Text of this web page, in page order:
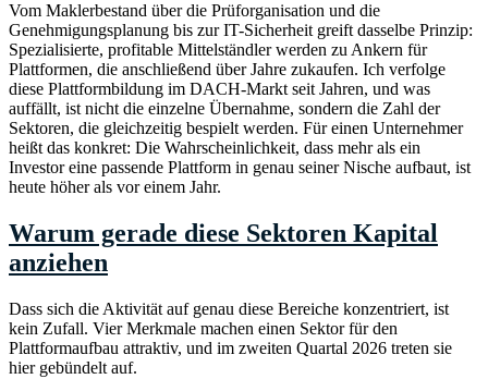
Vom Maklerbestand über die Prüforganisation und die
Genehmigungsplanung bis zur IT-Sicherheit greift dasselbe Prinzip:
Spezialisierte, profitable Mittelständler werden zu Ankern für
Plattformen, die anschließend über Jahre zukaufen. Ich verfolge
diese Plattformbildung im DACH-Markt seit Jahren, und was
auffällt, ist nicht die einzelne Übernahme, sondern die Zahl der
Sektoren, die gleichzeitig bespielt werden. Für einen Unternehmer
heißt das konkret: Die Wahrscheinlichkeit, dass mehr als ein
Investor eine passende Plattform in genau seiner Nische aufbaut, ist
heute höher als vor einem Jahr.
Warum gerade diese Sektoren Kapital
anziehen
Dass sich die Aktivität auf genau diese Bereiche konzentriert, ist
kein Zufall. Vier Merkmale machen einen Sektor für den
Plattformaufbau attraktiv, und im zweiten Quartal 2026 treten sie
hier gebündelt auf.